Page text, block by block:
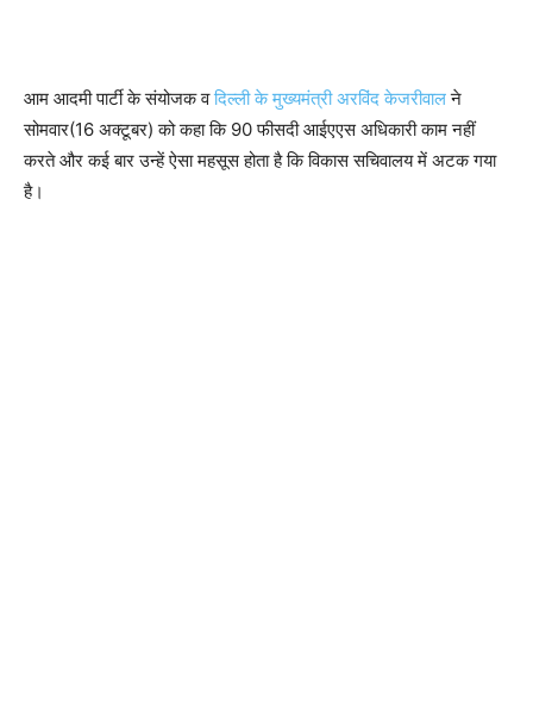
आम आदमी पार्टी के संयोजक वदिल्ली के मुख्यमंत्री अरविंद केजरीवालने
सोमवार(16 अक्टूबर) को कहा कि 90 फीसदी आईएएस अधिकारी काम नहीं
करते और कई बार उन्हें ऐसा महसूस होता है कि विकास सचिवालय में अटक गया
है।